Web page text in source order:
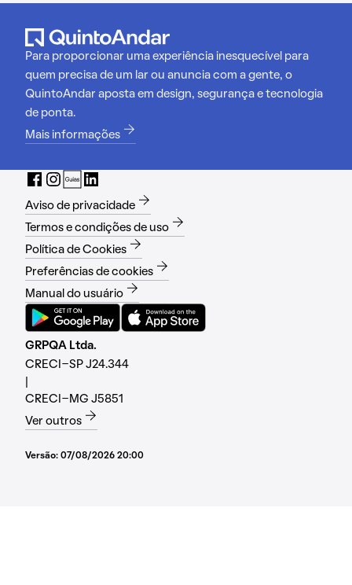
Para proporcionar uma experiência inesquecível para
quem precisa de um lar ou anuncia com a gente, o
QuintoAndar aposta em design, segurança e tecnologia
de ponta.
Mais informações
Aviso de privacidade
Termos e condições de uso
Política de Cookies
Preferências de cookies
Manual do usuário
GRPQA Ltda.
CRECI-SP J24.344
CRECI-MG J5851
Ver outros
Versão: 07/08/2026 20:00